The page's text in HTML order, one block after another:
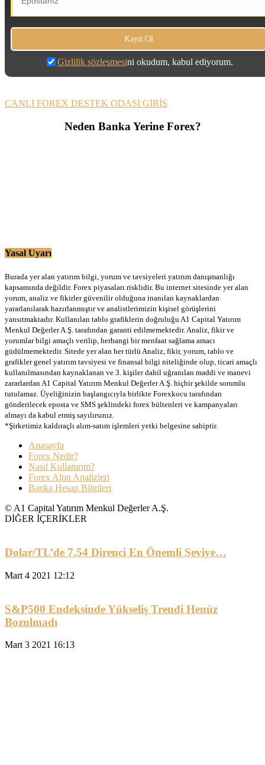
Gizlilik sözleşmesini okudum, kabul ediyorum.
CANLI FOREX DESTEK ODASI GİRİŞ
Neden Banka Yerine Forex?
Yasal Uyarı
Burada yer alan yatırım bilgi, yorum ve tavsiyeleri yatırım danışmanlığı
kapsamında değildir. Forex piyasaları risklidir. Bu internet sitesinde yer alan
yorum, analiz ve fikirler güvenilir olduğuna inanılan kaynaklardan
yararlanılarak hazırlanmıştır ve analistlerimizin kişisel görüşlerini
yansıtmaktadır. Kullanılan tablo grafiklerin doğruluğu A1 Capital Yatırım
Menkul Değerler A.Ş. tarafından garanti edilmemektedir. Analiz, fikir ve
yorumlar bilgi amaçlı verilip, herhangi bir menfaat sağlama amacı
güdülmemektedir. Sitede yer alan her türlü Analiz, fikir, yorum, tablo ve
grafikler genel yatırım tavsiyesi ve finansal bilgi niteliğinde olup, ticari amaçlı
kullanılmasından kaynaklanan ve 3. kişiler dahil uğranılan maddi ve manevi
zararlardan A1 Capital Yatırım Menkul Değerler A.Ş. hiçbir şekilde sorumlu
tutulamaz. Üyeliğinizin başlangıcıyla birlikte Forexkocu tarafından
gönderilecek eposta ve SMS şeklindeki forex bültenleri ve kampanyaları
almayı da kabul etmiş sayılırsınız.
*Şirketimiz kaldıraçlı alım-satım işlemleri yetki belgesine sahiptir.
Anasayfa
Forex Nedir?
Nasıl Kullanırım?
Forex Altın Analizleri
Banka Hesap Bilgileri
© A1 Capital Yatırım Menkul Değerler A.Ş.
DİĞER İÇERİKLER
Dolar/TL’de 7.54 Direnci En Önemli Seviye…
Mart 4 2021 12:12
S&P500 Endeksinde Yükseliş Trendi Henüz
Bozulmadı
Mart 3 2021 16:13